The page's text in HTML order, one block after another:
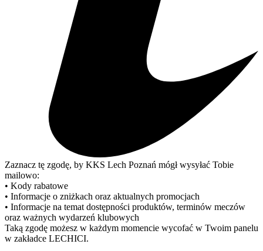
Zaznacz tę zgodę, by KKS Lech Poznań mógł wysyłać Tobie
mailowo:
• Kody rabatowe
• Informacje o zniżkach oraz aktualnych promocjach
• Informacje na temat dostępności produktów, terminów meczów
oraz ważnych wydarzeń klubowych
Taką zgodę możesz w każdym momencie wycofać w Twoim panelu
w zakładce LECHICI.